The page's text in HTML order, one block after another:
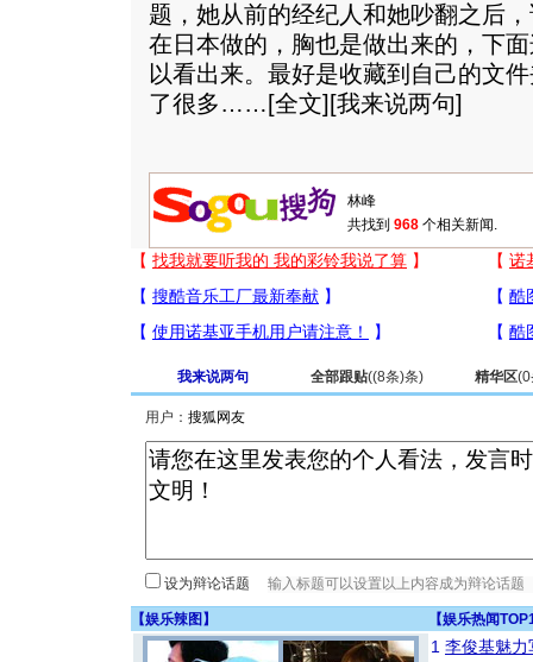
题，她从前的经纪人和她吵翻之后
在日本做的，胸也是做出来的，下
以看出来。最好是收藏到自己的文
了很多……[全文][我来说两句]
共找到 968 个相关新闻.
我来说两句 全部跟贴((8条)条) 精华区(0
用户：
设为辩论话题
【娱乐辣图 】 【娱乐热闻
1 李俊基魅力